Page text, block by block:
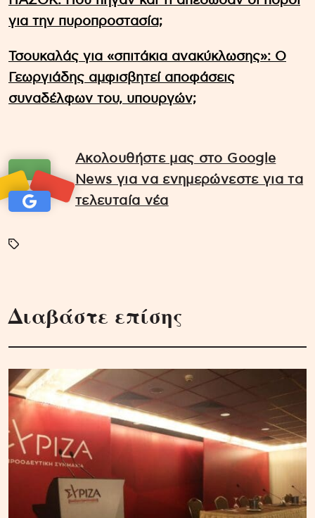
για την πυροπροστασία;
Τσουκαλάς για «σπιτάκια ανακύκλωσης»: Ο
Γεωργιάδης αμφισβητεί αποφάσεις
συναδέλφων του, υπουργών;
Ακολουθήστε μας στο Google
News για να ενημερώνεστε για τα
τελευταία νέα
Διαβάστε επίσης